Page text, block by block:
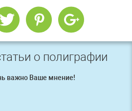
о полиграфии
важно Ваше мнение!